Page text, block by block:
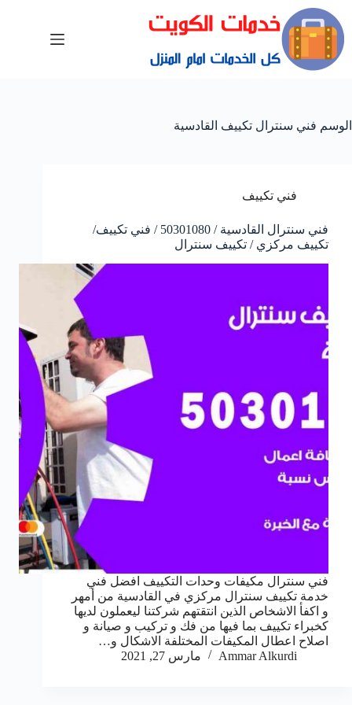
الوسم فني سنترال تكييف القادسية
فني تكييف
فني سنترال القادسية / 50301080 / فني تكييف/
تكييف مركزي / تكييف سنترال
فني سنترال مكيفات وحدات التكييف افضل فني
خدمة تكييف سنترال مركزي في القادسية من أمهر
و اكفأ الاشخاص الذين انتقتهم شركتنا ليعملون لديها
كخبراء تكييف بما فيها من فك و تركيب و صيانة و
اصلاح اعطال المكيفات المختلفة الاشكال و…
Ammar Alkurdi
مارس 27, 2021